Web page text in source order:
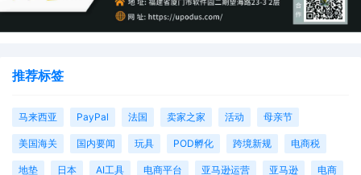
推荐标签
马来西亚 PayPal 法国 卖家之家 活动 母亲节
美国海关 国内要闻 玩具 POD孵化 跨境新规 电商税
地垫 日本 AI工具 电商平台 亚马逊运营 亚马逊 电商